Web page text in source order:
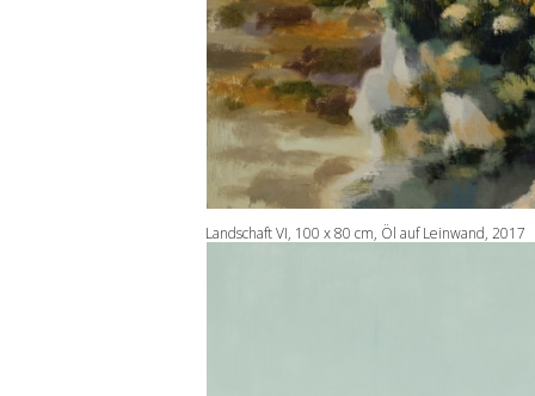
Landschaft VI, 100 x 80 cm, Öl auf Leinwand, 2017